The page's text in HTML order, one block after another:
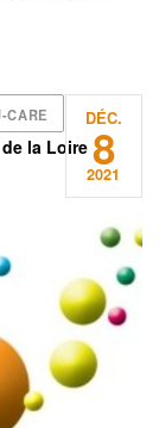
CARE
de la Loire
DÉC.
8
2021